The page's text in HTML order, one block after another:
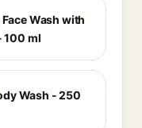
Wash with
100 ml
Wash - 250